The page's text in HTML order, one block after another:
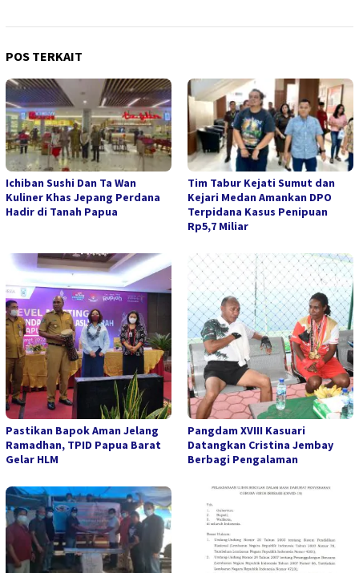
POS TERKAIT
Ichiban Sushi Dan Ta Wan
Kuliner Khas Jepang Perdana
Hadir di Tanah Papua
Tim Tabur Kejati Sumut dan
Kejari Medan Amankan DPO
Terpidana Kasus Penipuan
Rp5,7 Miliar
Pastikan Bapok Aman Jelang
Ramadhan, TPID Papua Barat
Gelar HLM
Pangdam XVIII Kasuari
Datangkan Cristina Jembay
Berbagi Pengalaman